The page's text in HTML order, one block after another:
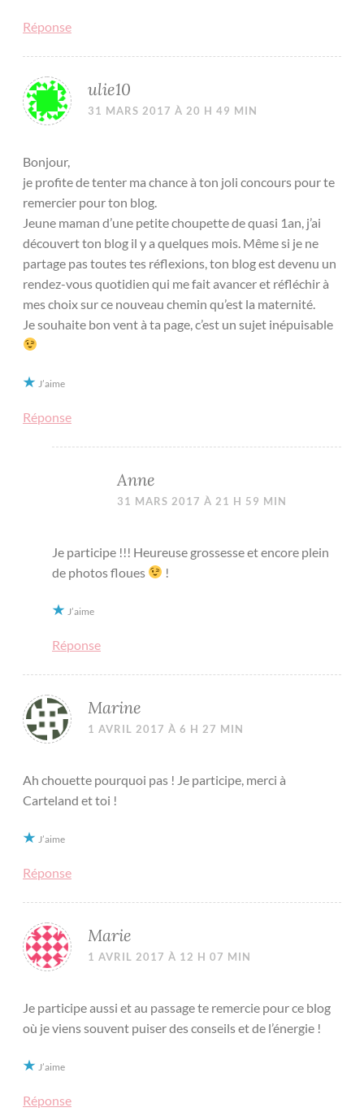
Réponse
ulie10
31 MARS 2017 À 20 H 49 MIN
Bonjour,
je profite de tenter ma chance à ton joli concours pour te
remercier pour ton blog.
Jeune maman d’une petite choupette de quasi 1an, j’ai
découvert ton blog il y a quelques mois. Même si je ne
partage pas toutes tes réflexions, ton blog est devenu un
rendez-vous quotidien qui me fait avancer et réfléchir à
mes choix sur ce nouveau chemin qu’est la maternité.
Je souhaite bon vent à ta page, c’est un sujet inépuisable
J’aime
Réponse
Anne
31 MARS 2017 À 21 H 59 MIN
Je participe !!! Heureuse grossesse et encore plein
de photos floues
!
J’aime
Réponse
Marine
1 AVRIL 2017 À 6 H 27 MIN
Ah chouette pourquoi pas ! Je participe, merci à
Carteland et toi !
J’aime
Réponse
Marie
1 AVRIL 2017 À 12 H 07 MIN
Je participe aussi et au passage te remercie pour ce blog
où je viens souvent puiser des conseils et de l’énergie !
J’aime
Réponse